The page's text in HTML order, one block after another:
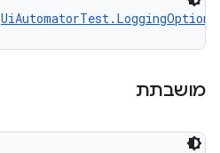
UiAutomatorTest.LoggingOption
מושבתת